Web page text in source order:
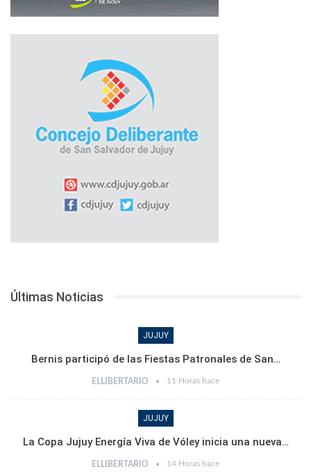
Últimas Noticias
JUJUY
Bernis participó de las Fiestas Patronales de San…
ELLIBERTARIO 11 Horas hace
JUJUY
La Copa Jujuy Energía Viva de Vóley inicia una nueva…
ELLIBERTARIO 14 Horas hace